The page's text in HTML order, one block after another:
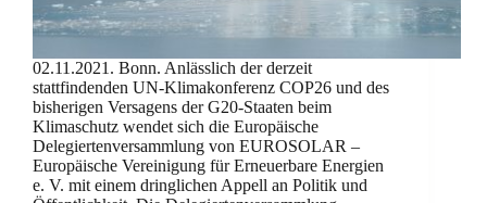
02.11.2021. Bonn. Anlässlich der derzeit
stattfindenden UN-Klimakonferenz COP26 und des
bisherigen Versagens der G20-Staaten beim
Klimaschutz wendet sich die Europäische
Delegiertenversammlung von EUROSOLAR –
Europäische Vereinigung für Erneuerbare Energien
e. V. mit einem dringlichen Appell an Politik und